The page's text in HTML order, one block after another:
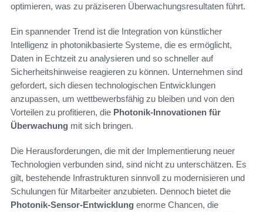
optimieren, was zu präziseren Überwachungsresultaten führt.
Ein spannender Trend ist die Integration von künstlicher
Intelligenz in photonikbasierte Systeme, die es ermöglicht,
Daten in Echtzeit zu analysieren und so schneller auf
Sicherheitshinweise reagieren zu können. Unternehmen sind
gefordert, sich diesen technologischen Entwicklungen
anzupassen, um wettbewerbsfähig zu bleiben und von den
Vorteilen zu profitieren, die Photonik-Innovationen für
Überwachung mit sich bringen.
Die Herausforderungen, die mit der Implementierung neuer
Technologien verbunden sind, sind nicht zu unterschätzen. Es
gilt, bestehende Infrastrukturen sinnvoll zu modernisieren und
Schulungen für Mitarbeiter anzubieten. Dennoch bietet die
Photonik-Sensor-Entwicklung enorme Chancen, die